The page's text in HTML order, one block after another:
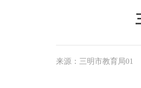
来源：三明市教育局01